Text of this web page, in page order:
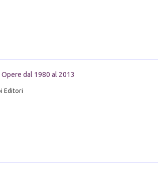
dal 1980 al 2013
Editori